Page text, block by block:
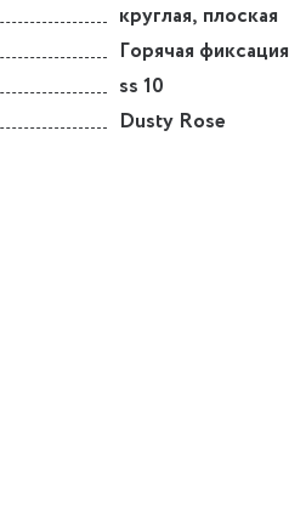
круглая, плоская
Горячая фиксация
ss 10
Dusty Rose